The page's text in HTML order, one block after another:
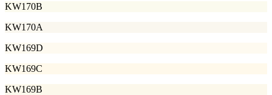
KW170B
KW170A
KW169D
KW169C
KW169B